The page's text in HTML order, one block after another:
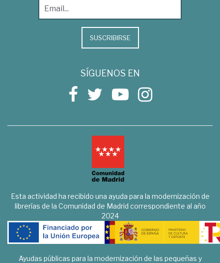
SUSCRIBIRSE
SÍGUENOS EN
Esta actividad ha recibido una ayuda para la modernización de
librerías de la Comunidad de Madrid correspondiente al año
2024
Ayudas públicas para la modernización de las pequeñas y